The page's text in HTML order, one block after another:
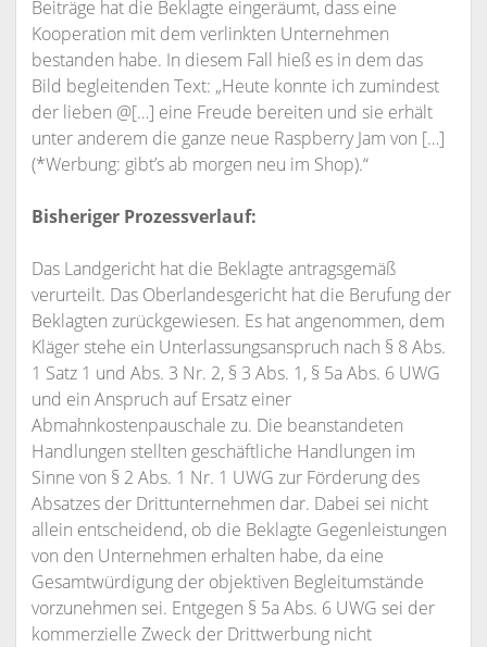
Beiträge hat die Beklagte eingeräumt, dass eine
Kooperation mit dem verlinkten Unternehmen
bestanden habe. In diesem Fall hieß es in dem das
Bild begleitenden Text: „Heute konnte ich zumindest
der lieben @[…] eine Freude bereiten und sie erhält
unter anderem die ganze neue Raspberry Jam von […]
(*Werbung: gibt’s ab morgen neu im Shop).“
Bisheriger Prozessverlauf:
Das Landgericht hat die Beklagte antragsgemäß
verurteilt. Das Oberlandesgericht hat die Berufung der
Beklagten zurückgewiesen. Es hat angenommen, dem
Kläger stehe ein Unterlassungsanspruch nach § 8 Abs.
1 Satz 1 und Abs. 3 Nr. 2, § 3 Abs. 1, § 5a Abs. 6 UWG
und ein Anspruch auf Ersatz einer
Abmahnkostenpauschale zu. Die beanstandeten
Handlungen stellten geschäftliche Handlungen im
Sinne von § 2 Abs. 1 Nr. 1 UWG zur Förderung des
Absatzes der Drittunternehmen dar. Dabei sei nicht
allein entscheidend, ob die Beklagte Gegenleistungen
von den Unternehmen erhalten habe, da eine
Gesamtwürdigung der objektiven Begleitumstände
vorzunehmen sei. Entgegen § 5a Abs. 6 UWG sei der
kommerzielle Zweck der Drittwerbung nicht